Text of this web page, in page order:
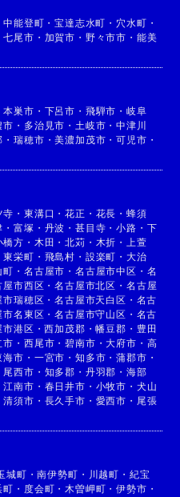
中能登町 ・宝達志水町 ・ 穴水町 ・
七尾市 ・ 加賀市 ・ 野々市市 ・ 能美
本巣市 ・ 下呂市 ・ 飛騨市 ・ 岐阜
市 ・ 多治見市 ・ 土岐市 ・中津川
・瑞穂市 ・美濃加茂市 ・可児市 ・
寺 ・ 東溝口 ・花正 ・ 花長 ・ 蜂須
・富塚 ・ 丹波 ・ 甚目寺 ・小路 ・ 下
橋方 ・ 木田 ・北苅 ・ 木折 ・ 上萱
東栄町 ・ 飛島村 ・ 設楽町 ・ 大治
町 ・ 名古屋市 ・ 名古屋市中区 ・ 名
屋市西区 ・名古屋市北区 ・ 名古屋
市瑞穂区 ・名古屋市天白区 ・ 名古
市名東区 ・名古屋市守山区 ・ 名古
市港区 ・西加茂郡 ・幡豆郡 ・ 豊田
市 ・ 西尾市 ・碧南市 ・大府市 ・ 高
海市 ・ 一宮市 ・ 知多市 ・蒲郡市 ・
尾西市 ・ 知多郡 ・ 丹羽郡 ・ 海部
江南市 ・ 春日井市 ・ 小牧市 ・ 犬山
清須市 ・ 長久手市 ・ 愛西市 ・ 尾張
城町 ・南伊勢町 ・ 川越町 ・ 紀宝
町 ・ 度会町 ・木曽岬町 ・伊勢市 ・